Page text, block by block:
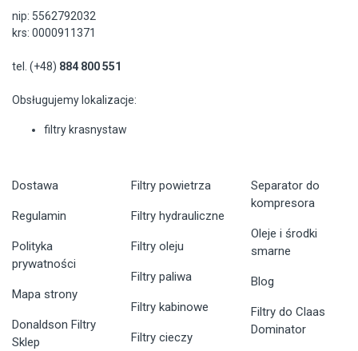
nip: 5562792032
krs: 0000911371
tel. (+48) 884 800 551
Obsługujemy lokalizacje:
filtry krasnystaw
Dostawa
Regulamin
Polityka
prywatności
Mapa strony
Donaldson Filtry
Sklep
Filtry powietrza
Filtry hydrauliczne
Filtry oleju
Filtry paliwa
Filtry kabinowe
Filtry cieczy
Separator do
kompresora
Oleje i środki
smarne
Blog
Filtry do Claas
Dominator